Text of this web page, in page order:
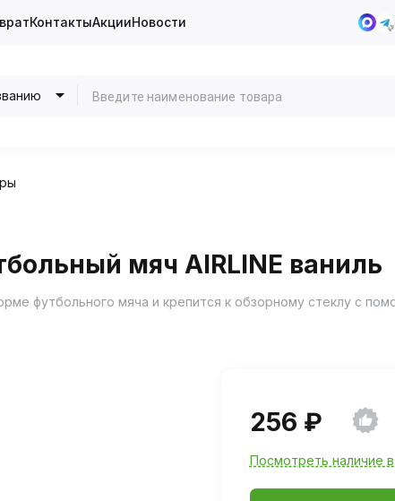
КонтактыАкцииНовости
мяч AIRLINE ваниль
футбольного мяча и крепится к обзорному стеклу с
256 ₽
Посмотреть наличие в